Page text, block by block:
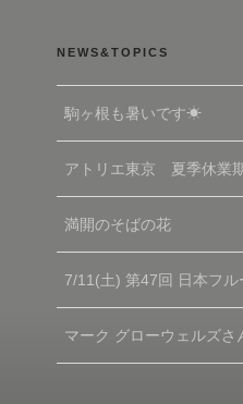
NEWS&TOPICS
駒ヶ根も暑いです☀
アトリエ東京 夏季休業
満開のそばの花
7/11(土) 第47回 日本フ
マーク グローウェルズさ